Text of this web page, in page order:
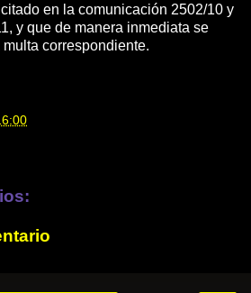
en la comunicación 2502/10 y
y que de manera inmediata se
correspondiente.